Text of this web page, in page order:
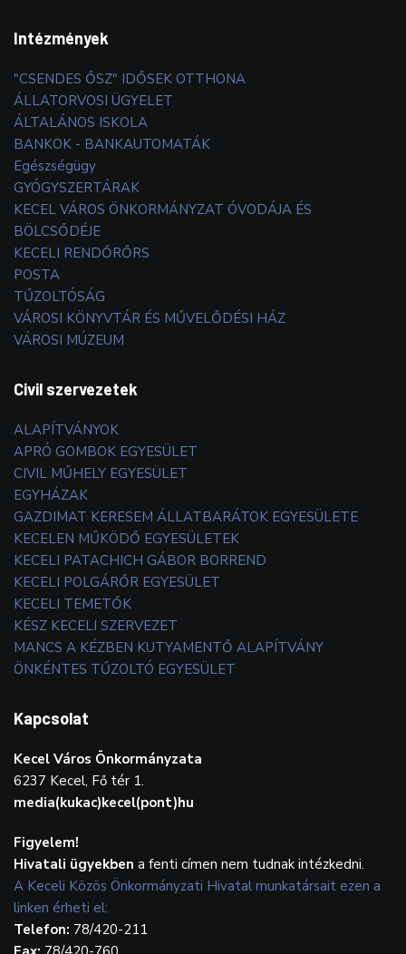
Intézmények
"CSENDES ŐSZ" IDŐSEK OTTHONA
ÁLLATORVOSI ÜGYELET
ÁLTALÁNOS ISKOLA
BANKOK - BANKAUTOMATÁK
Egészségügy
GYÓGYSZERTÁRAK
KECEL VÁROS ÖNKORMÁNYZAT ÓVODÁJA ÉS
BÖLCSŐDÉJE
KECELI RENDŐRŐRS
POSTA
TŰZOLTÓSÁG
VÁROSI KÖNYVTÁR ÉS MŰVELŐDÉSI HÁZ
VÁROSI MÚZEUM
Civil szervezetek
ALAPÍTVÁNYOK
APRÓ GOMBOK EGYESÜLET
CIVIL MŰHELY EGYESÜLET
EGYHÁZAK
GAZDIMAT KERESEM ÁLLATBARÁTOK EGYESÜLETE
KECELEN MŰKÖDŐ EGYESÜLETEK
KECELI PATACHICH GÁBOR BORREND
KECELI POLGÁRŐR EGYESÜLET
KECELI TEMETŐK
KÉSZ KECELI SZERVEZET
MANCS A KÉZBEN KUTYAMENTŐ ALAPÍTVÁNY
ÖNKÉNTES TŰZOLTÓ EGYESÜLET
Kapcsolat
Kecel Város Önkormányzata
6237 Kecel, Fő tér 1.
media(kukac)kecel(pont)hu
Figyelem!
Hivatali ügyekben a fenti címen nem tudnak intézkedni.
A Keceli Közös Önkormányzati Hivatal munkatársait ezen a
linken érheti el:
Telefon: 78/420-211